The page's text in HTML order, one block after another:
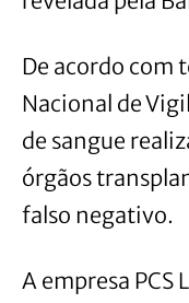
De acordo com
Nacional de
de sangue
órgãos
falso negativo.
A empresa PCS